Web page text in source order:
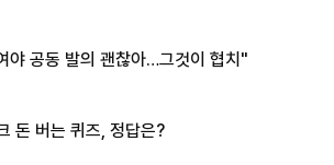
야 공동 발의 괜찮아…그것이 협치"
돈 버는 퀴즈, 정답은?